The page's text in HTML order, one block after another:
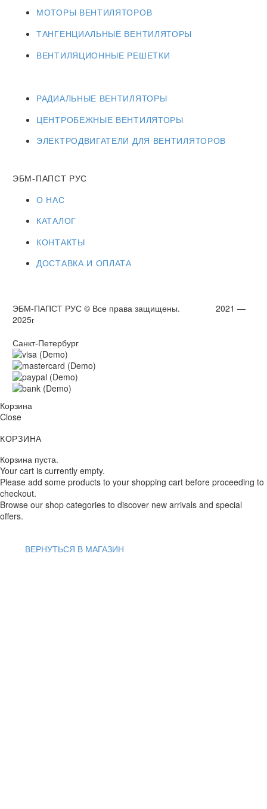
МОТОРЫ ВЕНТИЛЯТОРОВ
ТАНГЕНЦИАЛЬНЫЕ ВЕНТИЛЯТОРЫ
ВЕНТИЛЯЦИОННЫЕ РЕШЕТКИ
РАДИАЛЬНЫЕ ВЕНТИЛЯТОРЫ
ЦЕНТРОБЕЖНЫЕ ВЕНТИЛЯТОРЫ
ЭЛЕКТРОДВИГАТЕЛИ ДЛЯ ВЕНТИЛЯТОРОВ
ЭБМ-ПАПСТ РУС
О НАС
КАТАЛОГ
КОНТАКТЫ
ДОСТАВКА И ОПЛАТА
ЭБМ-ПАПСТ РУС © Все права защищены. 2021 —
2025г
Санкт-Петербург
Корзина
Close
КОРЗИНА
Корзина пуста.
Your cart is currently empty.
Please add some products to your shopping cart before proceeding to
checkout.
Browse our shop categories to discover new arrivals and special
offers.
ВЕРНУТЬСЯ В МАГАЗИН